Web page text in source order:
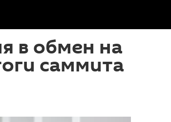
в обмен на
саммита